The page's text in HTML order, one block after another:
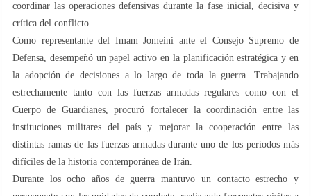
coordinar las operaciones defensivas durante la fase inicial, decisiva y
crítica del conflicto.
Como representante del Imam Jomeini ante el Consejo Supremo de
Defensa, desempeñó un papel activo en la planificación estratégica y en
la adopción de decisiones a lo largo de toda la guerra. Trabajando
estrechamente tanto con las fuerzas armadas regulares como con el
Cuerpo de Guardianes, procuró fortalecer la coordinación entre las
instituciones militares del país y mejorar la cooperación entre las
distintas ramas de las fuerzas armadas durante uno de los períodos más
difíciles de la historia contemporánea de Irán.
Durante los ocho años de guerra mantuvo un contacto estrecho y